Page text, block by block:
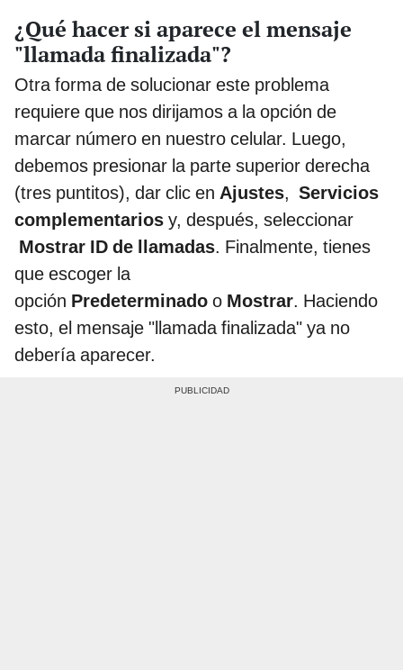
¿Qué hacer si aparece el mensaje
"llamada finalizada"?
Otra forma de solucionar este problema
requiere que nos dirijamos a la opción de
marcar número en nuestro celular. Luego,
debemos presionar la parte superior derecha
(tres puntitos), dar clic en Ajustes, Servicios
complementarios y, después, seleccionar
Mostrar ID de llamadas. Finalmente, tienes
que escoger la
opción Predeterminado o Mostrar. Haciendo
esto, el mensaje "llamada finalizada" ya no
debería aparecer.